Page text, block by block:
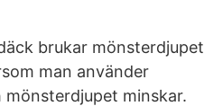
brukar mönsterdjupet
man använder
mönsterdjupet minskar.